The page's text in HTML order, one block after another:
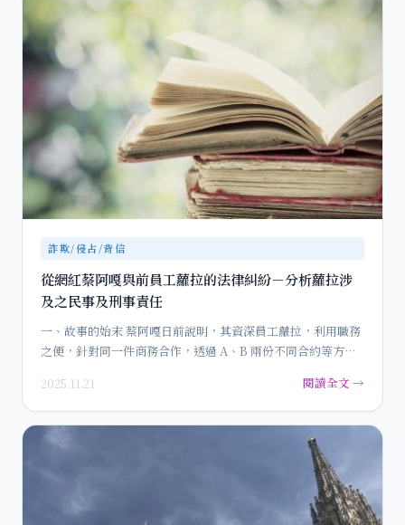
詐欺/侵占/背信
從網紅蔡阿嘎與前員工蘿拉的法律糾紛－分析蘿拉涉
及之民事及刑事責任
一、故事的始末 蔡阿嘎日前說明，其資深員工蘿拉，利用職務
之便，針對同一件商務合作，透過 A、B 兩份不同合約等方
2025.11.21 閱讀全文 →